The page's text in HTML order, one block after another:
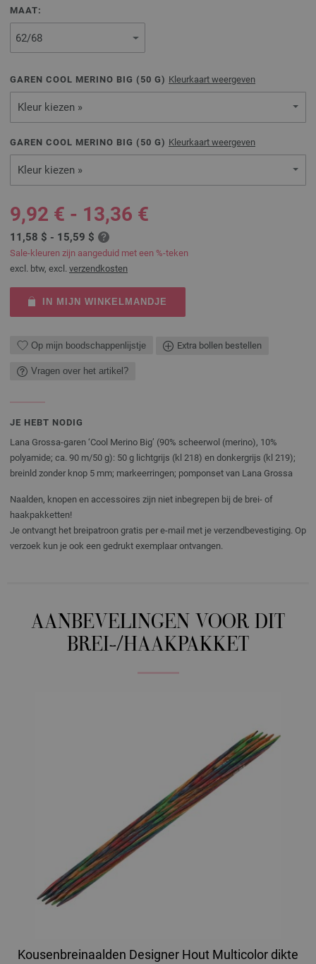
MAAT:
GAREN COOL MERINO BIG ( 50 G) Kleurkaart weergeven
Kleur kiezen »
GAREN COOL MERINO BIG ( 50 G) Kleurkaart weergeven
Kleur kiezen »
9,92 € - 13,36 €
11,58 $ - 15,59 $
Sale-kleuren zijn aangeduid met een %-teken
excl. btw, excl. verzendkosten
IN MIJN WINKELMANDJE
Op mijn boodschappenlijstje Extra bollen bestellen
Vragen over het artikel?
JE HEBT NODIG
Lana Grossa-garen ‘Cool Merino Big’ (90% scheerwol (merino), 10%
polyamide; ca. 90 m/50 g): 50 g lichtgrijs (kl 218) en donkergrijs (kl 219);
breinld zonder knop 5 mm; markeerringen; pomponset van Lana Grossa
Naalden, knopen en accessoires zijn niet inbegrepen bij de brei- of
haakpakketten!
Je ontvangt het breipatroon gratis per e-mail met je verzendbevestiging. Op
verzoek kun je ook een gedrukt exemplaar ontvangen.
AANBEVELINGEN VOOR DIT
BREI-/HAAKPAKKET
Kousenbreinaalden Designer Hout Multicolor dikte